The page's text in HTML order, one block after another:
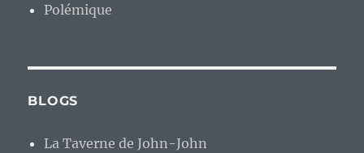
Polémique
BLOGS
La Taverne de John-John